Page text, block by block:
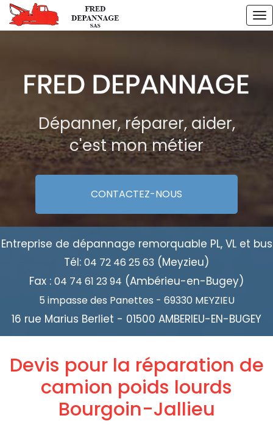
Aller
au
Dépanner, réparer, aider,
c'est mon métier
CONTACTEZ-NOUS
Entreprise de dépannage remorquable PL, VL et bus
Tél: 04 72 46 25 63 (Meyzieu)
Fax : 04 74 61 23 94 (Ambérieu-en-Bugey)
5 impasse des Panettes - 69330 MEYZIEU
16 rue Marius Berliet - 01500 AMBERIEU-EN-BUGEY
Devis pour la réparation de
camion poids lourds
Bourgoin-Jallieu